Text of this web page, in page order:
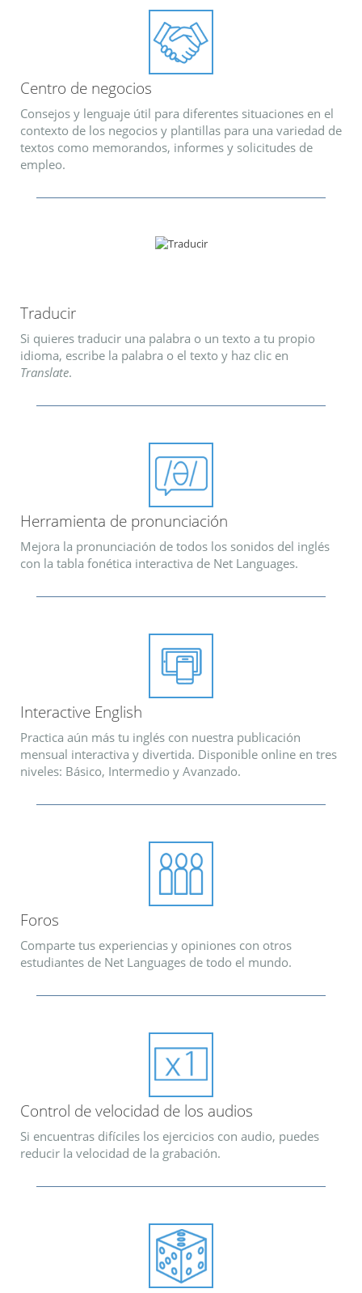
Centro de negocios
Consejos y lenguaje útil para diferentes situaciones en el
contexto de los negocios y plantillas para una variedad de
textos como memorandos, informes y solicitudes de
empleo.
Traducir
Si quieres traducir una palabra o un texto a tu propio
idioma, escribe la palabra o el texto y haz clic en
Translate.
Herramienta de pronunciación
Mejora la pronunciación de todos los sonidos del inglés
con la tabla fonética interactiva de Net Languages.
Interactive English
Practica aún más tu inglés con nuestra publicación
mensual interactiva y divertida. Disponible online en tres
niveles: Básico, Intermedio y Avanzado.
Foros
Comparte tus experiencias y opiniones con otros
estudiantes de Net Languages de todo el mundo.
Control de velocidad de los audios
Si encuentras difíciles los ejercicios con audio, puedes
reducir la velocidad de la grabación.